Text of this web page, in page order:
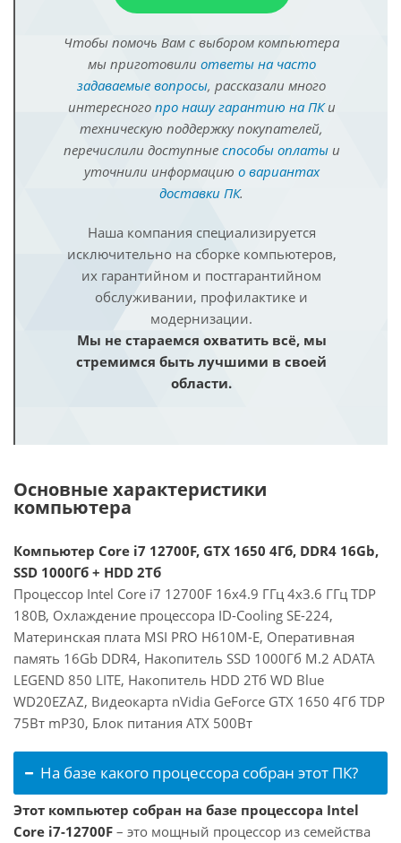
Чтобы помочь Вам с выбором компьютера
мы приготовили ответы на часто
задаваемые вопросы, рассказали много
интересного про нашу гарантию на ПКи
техническую поддержку покупателей,
перечислили доступные способы оплатыи
уточнили информацию о вариантах
доставки ПК.
Наша компания специализируется
исключительно на сборке компьютеров,
их гарантийном и постгарантийном
обслуживании, профилактике и
модернизации.
Мы не стараемся охватить всё, мы
стремимся быть лучшими в своей
области.
Основные характеристики
компьютера
Компьютер Core i7 12700F, GTX 1650 4Гб, DDR4 16Gb,
SSD 1000Гб + HDD 2Тб
Процессор Intel Core i7 12700F 16x4.9 ГГц 4x3.6 ГГц TDP
180В, Охлаждение процессора ID-Cooling SE-224,
Материнская плата MSI PRO H610M-E, Оперативная
память 16Gb DDR4, Накопитель SSD 1000Гб M.2 ADATA
LEGEND 850 LITE, Накопитель HDD 2Тб WD Blue
WD20EZAZ, Видеокарта nVidia GeForce GTX 1650 4Гб TDP
75Вт mP30, Блок питания ATX 500Вт
На базе какого процессора собран этот ПК?
Этот компьютер собран на базе процессора Intel
Core i7-12700F – это мощный процессор из семейства